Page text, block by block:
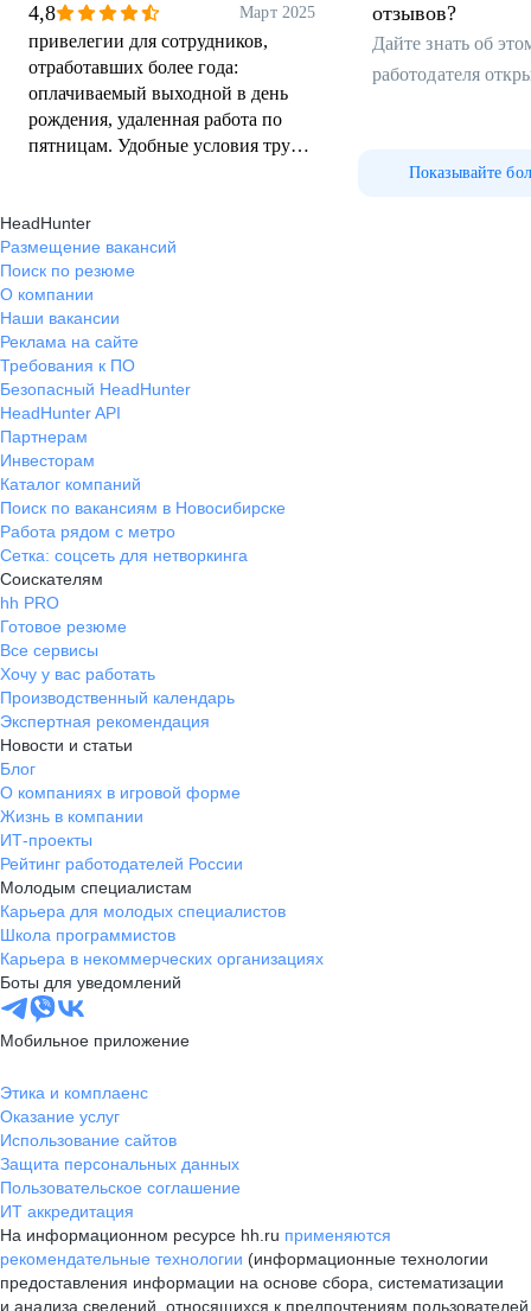
4,8
Март 2025
привелегии для сотрудников,
отработавших более года:
оплачиваемый выходной в день
рождения, удаленная работа по
пятницам. Удобные условия труда:
Чуткое руководство, человечное
отношение к сотрудникам, щедрая
и свовременная оплата труда в
зависимости от реального объема
выполненных работ. Возможность
при желании изучать новые
направления посредством
прохождения обучения.
отзывов?
Дайте знать об
работодателя
Показывайте
HeadHunter
Размещение вакансий
Поиск по резюме
О компании
Наши вакансии
Реклама на сайте
Требования к ПО
Безопасный HeadHunter
HeadHunter API
Партнерам
Инвесторам
Каталог компаний
Поиск по вакансиям в Новосибирске
Работа рядом с метро
Сетка: соцсеть для нетворкинга
Соискателям
hh PRO
Готовое резюме
Все сервисы
Хочу у вас работать
Производственный календарь
Экспертная рекомендация
Новости и статьи
Блог
О компаниях в игровой форме
Жизнь в компании
ИТ-проекты
Рейтинг работодателей России
Молодым специалистам
Карьера для молодых специалистов
Школа программистов
Карьера в некоммерческих организациях
Боты для уведомлений
Мобильное приложение
Этика и комплаенс
Оказание услуг
Использование сайтов
Защита персональных данных
Пользовательское соглашение
ИТ аккредитация
На информационном ресурсе hh.ru применяются
рекомендательные технологии (информационные технологии
предоставления информации на основе сбора, систематизации
и анализа сведений, относящихся к предпочтениям пользователей